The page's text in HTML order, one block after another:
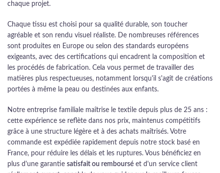
chaque projet.
Chaque tissu est choisi pour sa qualité durable, son toucher
agréable et son rendu visuel réaliste. De nombreuses références
sont produites en Europe ou selon des standards européens
exigeants, avec des certifications qui encadrent la composition et
les procédés de fabrication. Cela vous permet de travailler des
matières plus respectueuses, notamment lorsqu'il s'agit de créations
portées à même la peau ou destinées aux enfants.
Notre entreprise familiale maîtrise le textile depuis plus de 25 ans :
cette expérience se reflète dans nos prix, maintenus compétitifs
grâce à une structure légère et à des achats maîtrisés. Votre
commande est expédiée rapidement depuis notre stock basé en
France, pour réduire les délais et les ruptures. Vous bénéficiez en
plus d'une garantie satisfait ou remboursé et d'un service client